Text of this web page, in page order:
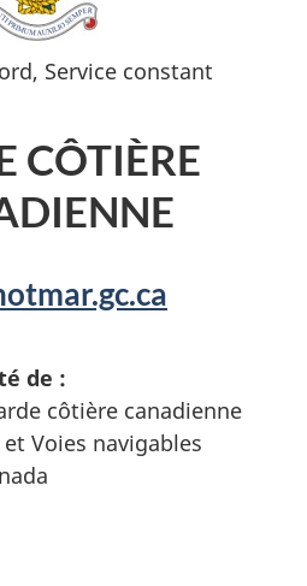
Service constant
CÔTIÈRE
de :
côtière canadienne
Voies navigables